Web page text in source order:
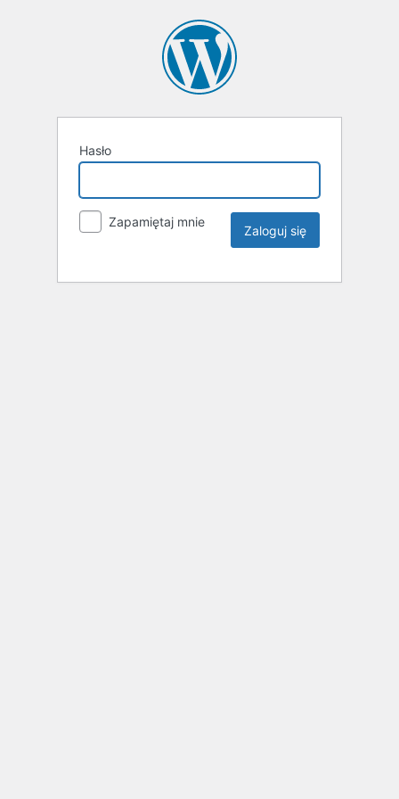
Hasło
Zapamiętaj mnie